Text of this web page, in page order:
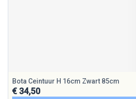
Bota Ceintuur H 16cm Zwart 85cm
€ 34,50